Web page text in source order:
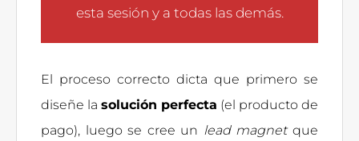
esta sesión y a todas las demás.
El proceso correcto dicta que primero se
diseñe la solución perfecta (el producto de
pago), luego se cree un lead magnetque